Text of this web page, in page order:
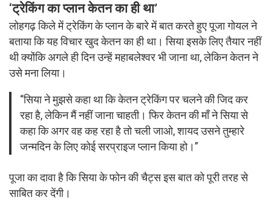
‘ट्रेकिंग का प्लान केतन का ही था’
लोहगढ़ किले में ट्रेकिंग के प्लान के बारे में बात करते हुए पूजा गोयल ने
बताया कि यह विचार खुद केतन का ही था। सिया इसके लिए तैयार नहीं
थी क्योंकि अगले ही दिन उन्हें महाबलेश्वर भी जाना था, लेकिन केतन ने
उसे मना लिया।
“सिया ने मुझसे कहा था कि केतन ट्रेकिंग पर चलने की जिद कर
रहा है, लेकिन मैं नहीं जाना चाहती। फिर केतन की माँ ने सिया से
कहा कि अगर वह कह रहा है तो चली जाओ, शायद उसने तुम्हारे
जन्मदिन के लिए कोई सरप्राइज प्लान किया हो।”
पूजा का दावा है कि सिया के फोन की चैट्स इस बात को पूरी तरह से
साबित कर देंगी।